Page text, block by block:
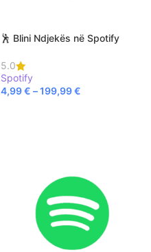
🕺 Blini Ndjekës në Spotify
5.0
Spotify
4,99€ –199,99€